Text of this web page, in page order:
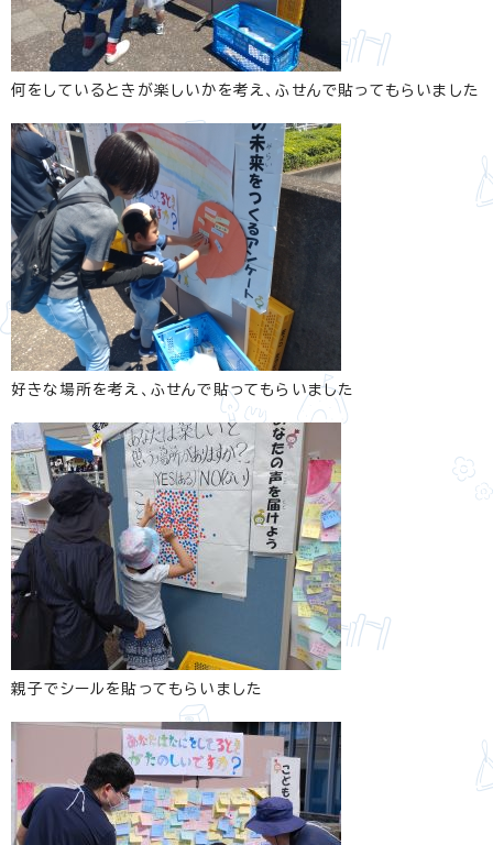
何をしているときが楽しいかを考え、ふせんで貼ってもらいました
好きな場所を考え、ふせんで貼ってもらいました
親子でシールを貼ってもらいました